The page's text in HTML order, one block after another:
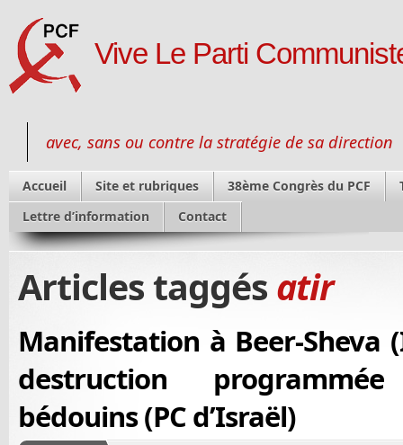
Vive Le Parti
avec, sans ou contre la stratégie de sa direction
Accueil Site et rubriques 38ème Congrès du PCF
Lettre d’information
Contact
Articles taggés atir
Manifestation à Beer-Sheva
destruction
bédouins (PC d’Israël)